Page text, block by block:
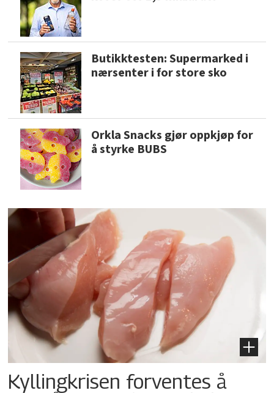
Butikktesten: Supermarked i
nærsenter i for store sko
Orkla Snacks gjør oppkjøp for
å styrke BUBS
Kyllingkrisen forventes å